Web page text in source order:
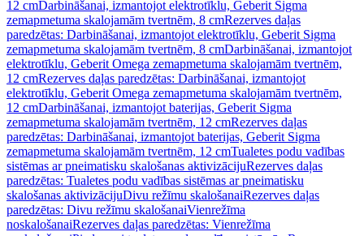
12 cmDarbināšanai, izmantojot elektrotīklu, Geberit Sigma
zemapmetuma skalojamām tvertnēm, 8 cmRezerves daļas
paredzētas: Darbināšanai, izmantojot elektrotīklu, Geberit Sigma
zemapmetuma skalojamām tvertnēm, 8 cmDarbināšanai, izmantojot
elektrotīklu, Geberit Omega zemapmetuma skalojamām tvertnēm,
12 cmRezerves daļas paredzētas: Darbināšanai, izmantojot
elektrotīklu, Geberit Omega zemapmetuma skalojamām tvertnēm,
12 cmDarbināšanai, izmantojot baterijas, Geberit Sigma
zemapmetuma skalojamām tvertnēm, 12 cmRezerves daļas
paredzētas: Darbināšanai, izmantojot baterijas, Geberit Sigma
zemapmetuma skalojamām tvertnēm, 12 cmTualetes podu vadības
sistēmas ar pneimatisku skalošanas aktivizācijuRezerves daļas
paredzētas: Tualetes podu vadības sistēmas ar pneimatisku
skalošanas aktivizācijuDivu režīmu skalošanaiRezerves daļas
paredzētas: Divu režīmu skalošanaiVienrežīma
noskalošanaiRezerves daļas paredzētas: Vienrežīma